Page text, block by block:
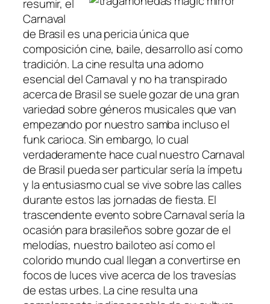
resumir, el
Carnaval
de Brasil es una pericia única que
composición cine, baile, desarrollo así­ como
tradición. La cine resulta una adorno
esencial del Carnaval y no ha transpirado
acerca de Brasil se suele gozar de una gran
variedad sobre géneros musicales que van
empezando por nuestro samba incluso el
funk carioca. Sin embargo, lo cual
verdaderamente hace cual nuestro Carnaval
de Brasil pueda ser particular serí­a la ímpetu
y la entusiasmo cual se vive sobre las calles
durante estos las jornadas de fiesta. El
trascendente evento sobre Carnaval serí­a la
ocasión para brasileños sobre gozar de el
melodías, nuestro bailoteo así­ como el
colorido mundo cual llegan a convertirse en
focos de luces vive acerca de los travesí­as
de estas urbes. La cine resulta una